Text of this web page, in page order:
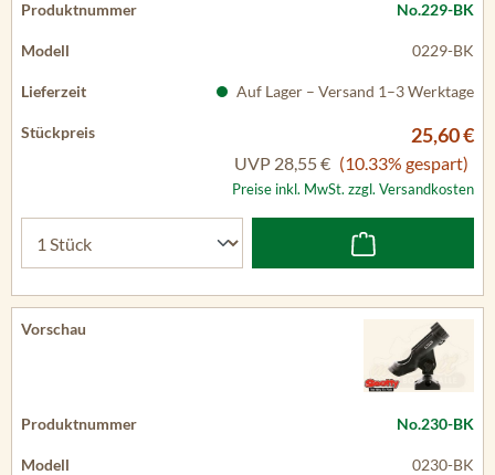
No.229-BK
0229-BK
Auf Lager – Versand 1–3 Werktage
25,60 €
UVP 28,55 € (10.33% gespart)
Preise inkl. MwSt. zzgl. Versandkosten
No.230-BK
0230-BK